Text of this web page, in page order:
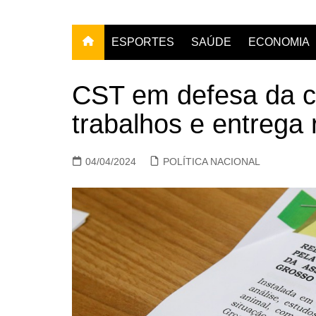
ESPORTES SAÚDE ECONOMIA
CST em defesa da
trabalhos e entrega
04/04/2024 POLÍTICA NACIONAL